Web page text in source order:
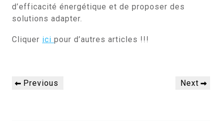
d’efficacité énergétique et de proposer des
solutions adapter.
Cliquer ici pour d’autres articles !!!
Navigation
dePrevious
Previous
Next
Next